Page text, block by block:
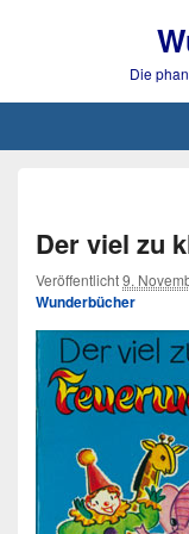
Die
Der viel zu
Veröffentlicht9.
Wunderbücher